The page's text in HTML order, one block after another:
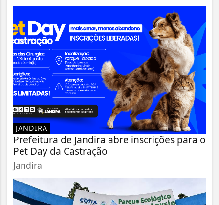
JANDIRA
Prefeitura de Jandira abre inscrições para o
Pet Day da Castração
Jandira